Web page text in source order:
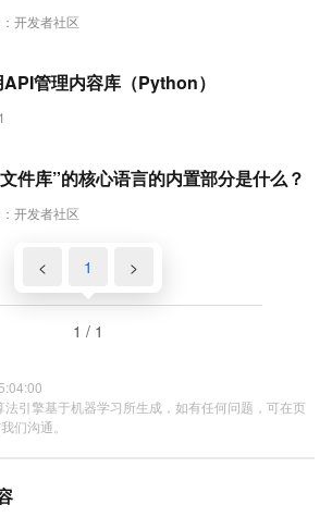
开发者社区
管理内容库（Python）
开发者社区
件库”的核心语言的内置部分是什么？
< 1 >
1 / 1
引擎基于机器学习所生成，如有任何问题，可在页
们沟通。